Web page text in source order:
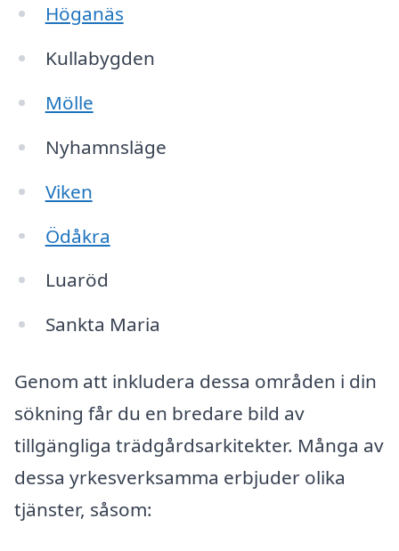
Höganäs
Kullabygden
Mölle
Nyhamnsläge
Viken
Ödåkra
Luaröd
Sankta Maria
Genom att inkludera dessa områden i din
sökning får du en bredare bild av
tillgängliga trädgårdsarkitekter. Många av
dessa yrkesverksamma erbjuder olika
tjänster, såsom: